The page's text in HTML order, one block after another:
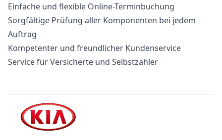
Einfache und flexible Online-Terminbuchung
Sorgfältige Prüfung aller Komponenten bei jedem
Auftrag
Kompetenter und freundlicher Kundenservice
Service für Versicherte und Selbstzahler